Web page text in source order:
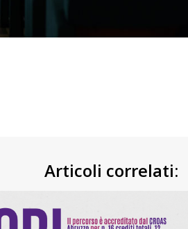
Articoli correlati: